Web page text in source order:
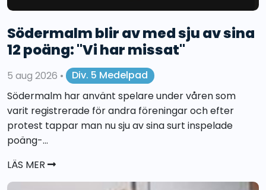
Södermalm blir av med sju av sina
12 poäng: "Vi har missat"
5 aug 2026 •
Div. 5 Medelpad
Södermalm har använt spelare under våren som
varit registrerade för andra föreningar och efter
protest tappar man nu sju av sina surt inspelade
poäng-...
LÄS MER